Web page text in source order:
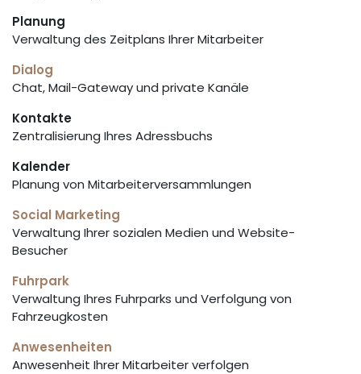
Planung
Verwaltung des Zeitplans Ihrer Mitarbeiter
Dialog
Chat, Mail-Gateway und private Kanäle
Kontakte
Zentralisierung Ihres Adressbuchs
Kalender
Planung von Mitarbeiterversammlungen
Social Marketing
Verwaltung Ihrer sozialen Medien und Website-
Besucher
Fuhrpark
Verwaltung Ihres Fuhrparks und Verfolgung von
Fahrzeugkosten
Anwesenheiten
Anwesenheit Ihrer Mitarbeiter verfolgen